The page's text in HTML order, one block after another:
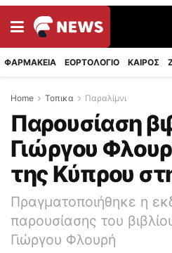
ΦΑΡΜΑΚΕΙΑ ΕΟΡΤΟΛΟΓΙΟ ΚΑΙΡΟΣ
Home Τοπικα Παραλίμνι
Παρουσίαση
Γιώργου
της Κύπρου
Πραγματοποιήθηκε η
παρουσίασης του
Γιώργου Φλουρή